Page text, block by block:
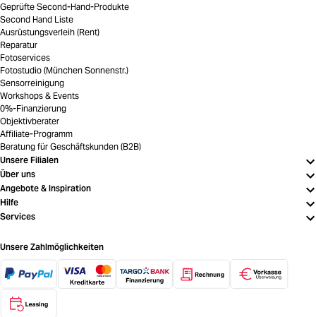
Geprüfte Second-Hand-Produkte
Second Hand Liste
Ausrüstungsverleih (Rent)
Reparatur
Fotoservices
Fotostudio (München Sonnenstr.)
Sensorreinigung
Workshops & Events
0%-Finanzierung
Objektivberater
Affiliate-Programm
Beratung für Geschäftskunden (B2B)
Unsere Filialen
Über uns
Angebote & Inspiration
Hilfe
Services
Unsere Zahlmöglichkeiten